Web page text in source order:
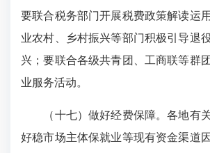
要联合税务部门开展税费政策解读运
业农村、乡村振兴等部门积极引导退
兴；要联合各级共青团、工商联等群
业服务活动。
（十七）做好经费保障。各地有关
好稳市场主体保就业等现有资金渠道